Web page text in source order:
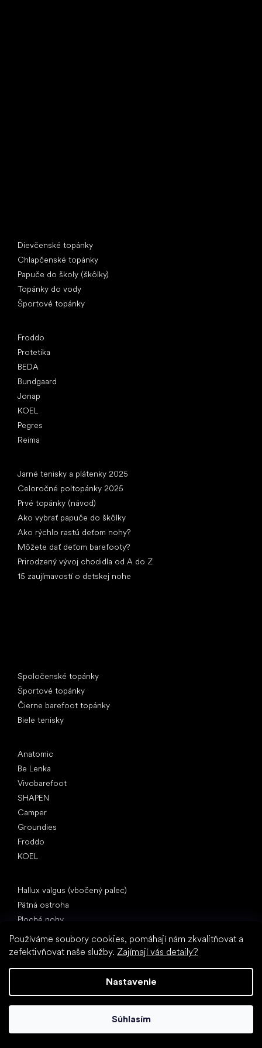
Používáme soubory cookies, pomáhají nám zkvalitňovat a
zefektivňovat naše služby. Zajímají vás detaily?
Nastavenie
Súhlasím
Dievčenské topánky
Chlapčenské topánky
Papuče do školy (škôlky)
Topánky do vody
Športové topánky
Froddo
Protetika
BEDA
Bundgaard
Jonap
KOEL
Pegres
Reima
Jarné tenisky a plátenky 2025
Celoročné poltopánky 2025
Prvé topánky (návod)
Ako vybrať papuče do škôlky
Ako rýchlo rastú deťom nohy?
Môžete dať deťom barefooty?
Prirodzený vývoj chodidla od A do Z
15 zaujímavostí o detskej nohe
Spoločenské topánky
Športové topánky
Čierne barefoot topánky
Biele tenisky
Anatomic
Be Lenka
Vivobarefoot
SHAPEN
Camper
Groundies
Froddo
KOEL
Hallux valgus (vbočený palec)
Pätná ostroha
Ploché nohy
Rovná podrážka vs. topánky na podpätku
Chôdza naboso vs. chôdza v topánkach